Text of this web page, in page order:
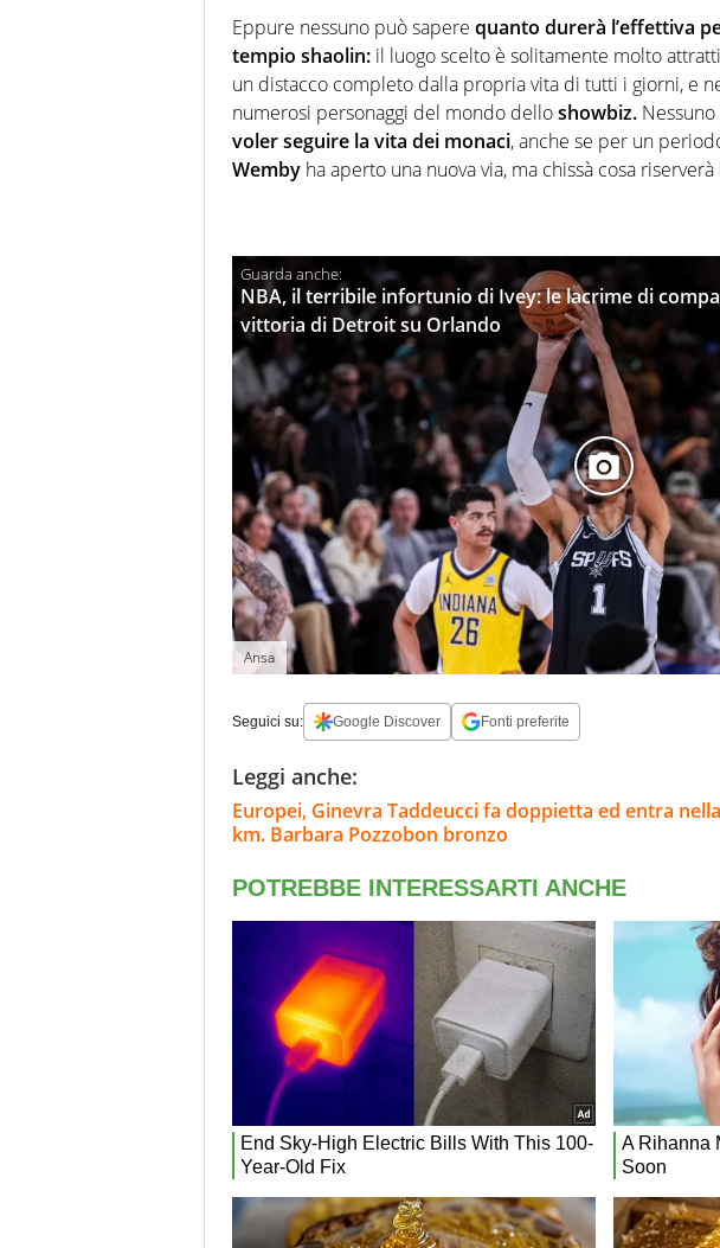
Eppure nessuno può sapere quanto durerà l’effettiva
tempio shaolin: il luogo scelto è solitamente molto
un distacco completo dalla propria vita di tutti i giorni, e
numerosi personaggi del mondo delloshowbiz.
voler seguire la vita dei monaci, anche se per un
Wemby ha aperto una nuova via, ma chissà cosa
NBA, il terribile infortunio di Ivey: le lacrime di
vittoria di Detroit su Orlando
Ansa
Seguici su: Google Discover Fonti preferite
Leggi anche:
Europei, Ginevra Taddeucci fa doppietta ed entra
km. Barbara Pozzobon bronzo